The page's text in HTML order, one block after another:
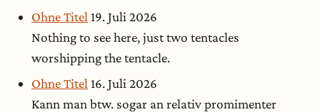
Ohne Titel 19. Juli 2026
Nothing to see here, just two tentacles
worshipping the tentacle.
Ohne Titel 16. Juli 2026
Kann man btw. sogar an relativ promimenter